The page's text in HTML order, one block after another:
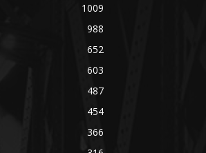
1009
988
652
603
487
454
366